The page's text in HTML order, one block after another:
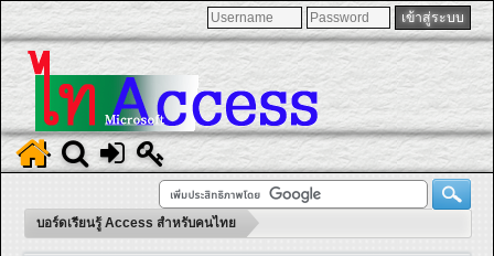
บอร์ดเรียนรู้ Access สำหรับคนไทย